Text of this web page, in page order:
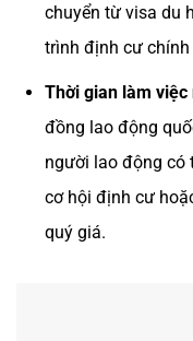
chuyển từ visa du
trình định cư chính
Thời gian làm việc
đồng lao động
người lao động có
cơ hội định cư
quý giá.